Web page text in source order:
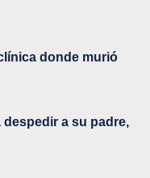
donde murió
despedir a su padre,